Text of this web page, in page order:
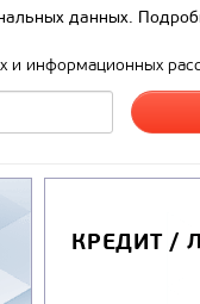
данных.
и информационных
КРЕДИТ /